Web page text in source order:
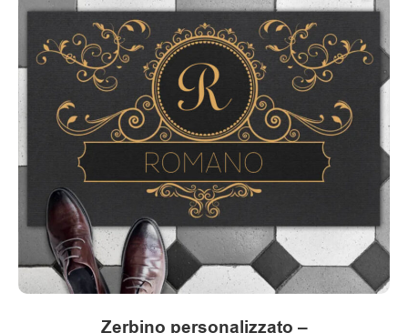
Zerbino personalizzato –